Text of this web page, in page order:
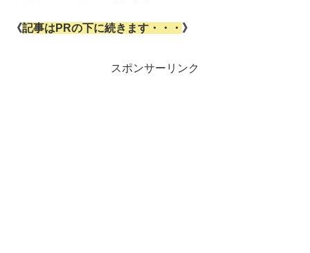
《記事はPRの下に続きます・・・ 》
スポンサーリンク